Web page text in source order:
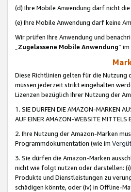
(d) Ihre Mobile Anwendung darf nicht
(e) Ihre Mobile Anwendung darf keine
Wir prüfen Ihre Anwendung und
„Zugelassene Mobile Anwendung“
Diese Richtlinien gelten für die Nutzung
müssen jederzeit strikt eingehalten
Lizenzen bezüglich Ihrer Nutzung der
1. SIE DÜRFEN DIE AMAZON-MARKEN
AUF EINER AMAZON-WEBSITE MITTELS
2. Ihre Nutzung der Amazon-Marken
Programmdokumentation (wie im
3. Sie dürfen die Amazon-Marken
nicht wie folgt nutzen oder darstellen:
Produkte und Dienstleistungen zu
schädigen könnte, oder (iv) in Offline-